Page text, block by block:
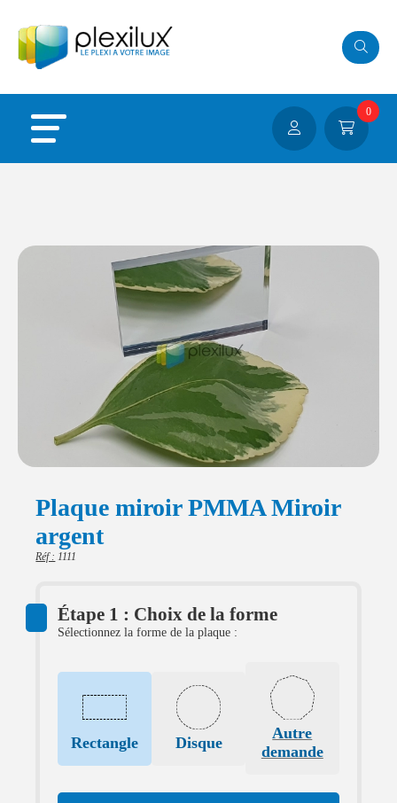
0
Plaque miroir PMMA Miroir
argent
Réf : 1111
Étape 1 : Choix de la forme
Sélectionnez la forme de la plaque :
Rectangle Disque
Autre
demande